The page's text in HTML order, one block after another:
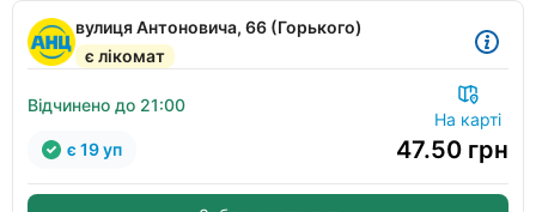
вулиця Антоновича, 66 (Горького)
є лікомат
Відчинено до 21:00
На карті
47.50 грн
є 19 уп